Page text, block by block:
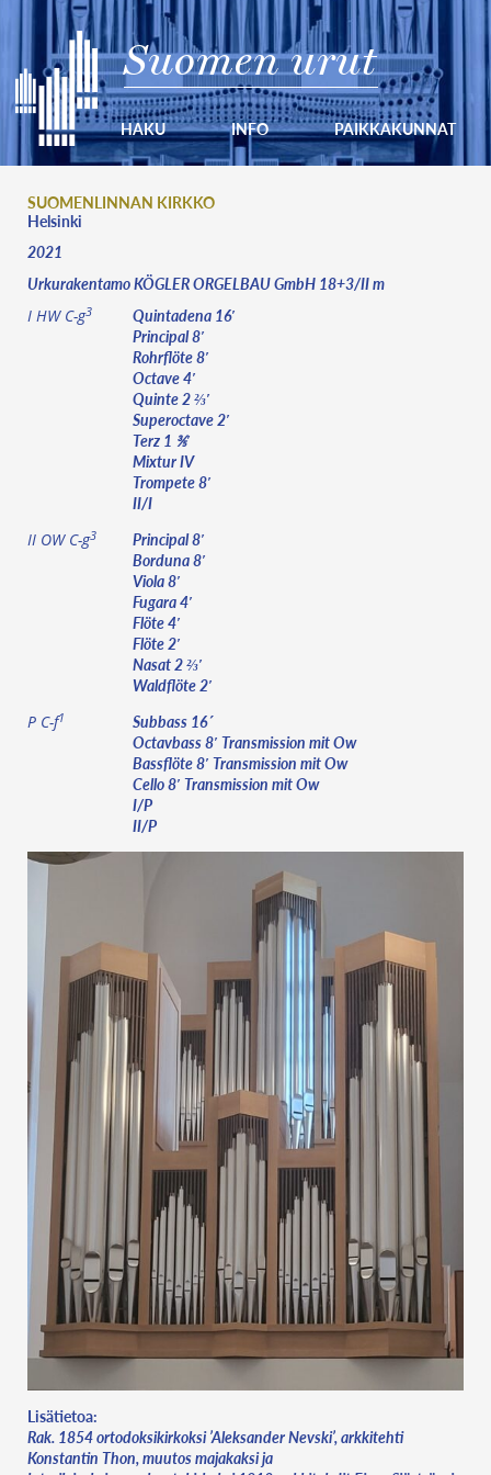
Suomen urut
HAKU INFO PAIKKAKUNNAT
SUOMENLINNAN KIRKKO
Helsinki
2021
Urkurakentamo KÖGLER ORGELBAU GmbH 18+3/II m
I HW C-g3
Quintadena 16′
Principal 8′
Rohrflöte 8′
Octave 4′
Quinte 2 ⅔′
Superoctave 2′
Terz 1 ⅗′
Mixtur IV
Trompete 8′
II/I
II OW C-g3
Principal 8′
Borduna 8′
Viola 8′
Fugara 4′
Flöte 4′
Flöte 2′
Nasat 2 ⅔′
Waldflöte 2′
P C-f1
Subbass 16´
Octavbass 8′ Transmission mit Ow
Bassflöte 8′ Transmission mit Ow
Cello 8′ Transmission mit Ow
I/P
II/P
Lisätietoa:
Rak. 1854 ortodoksikirkoksi ’Aleksander Nevski’, arkkitehti
Konstantin Thon, muutos majakaksi ja